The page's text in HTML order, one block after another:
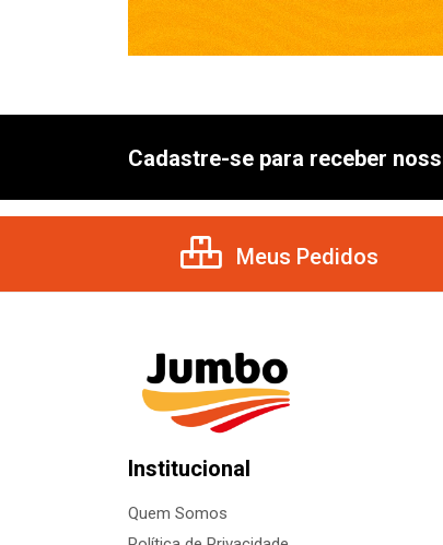
Cadastre-se para receber
Meus Pedidos
Institucional
Quem Somos